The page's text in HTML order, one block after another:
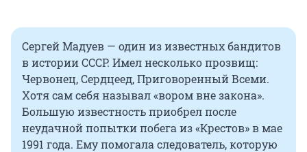
Сергей Мадуев — один из известных бандитов
в истории СССР. Имел несколько прозвищ:
Червонец, Сердцеед, Приговоренный Всеми.
Хотя сам себя называл «вором вне закона».
Большую известность приобрел после
неудачной попытки побега из «Крестов» в мае
1991 года. Ему помогала следователь, которую